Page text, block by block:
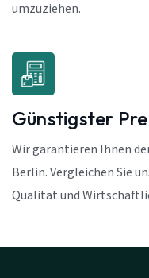
umzuziehen.
Günstigster
Wir garantieren Ihnen
Berlin. Vergleichen Sie
Qualität und